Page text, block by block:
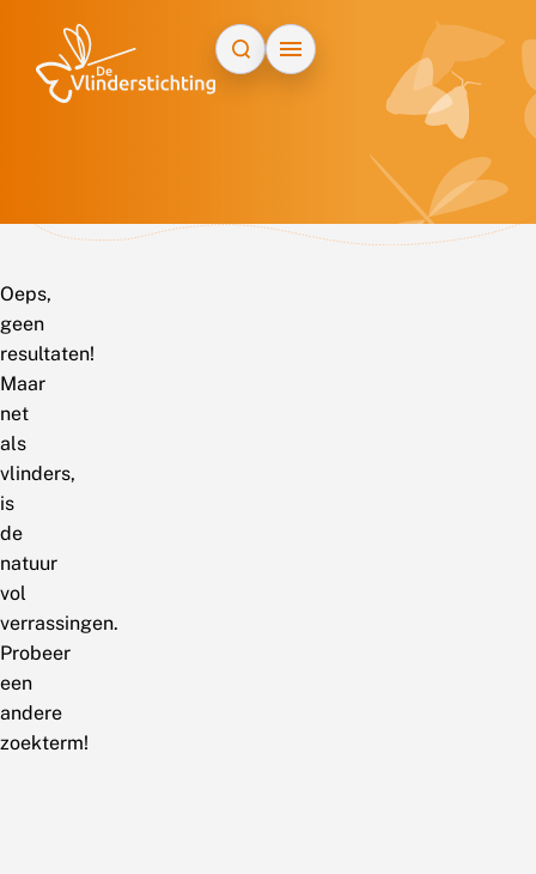
Oeps,
geen
resultaten!
Maar
net
als
vlinders,
is
de
natuur
vol
verrassingen.
Probeer
een
andere
zoekterm!